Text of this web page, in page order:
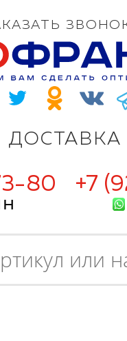
ДОСТАВКА
80 +7